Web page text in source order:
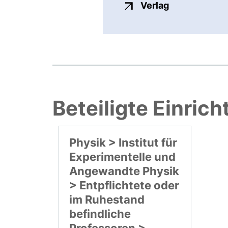
Verlagexterner
Beteiligte
Physik > Institut für
Experimentelle und
Angewandte Physik
> Entpflichtete oder
im Ruhestand
befindliche